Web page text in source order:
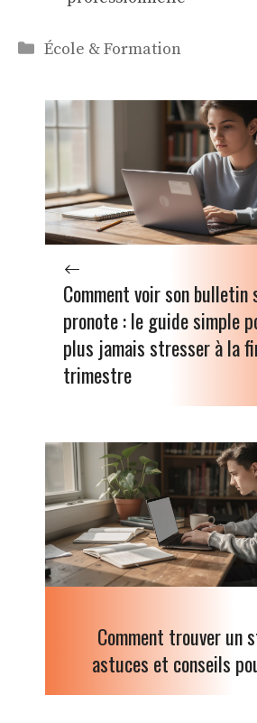
Catégories
École & Formation
Comment voir son bulletin
pronote : le guide simple
plus jamais stresser à la
trimestre
Comment trouver un
astuces et conseils